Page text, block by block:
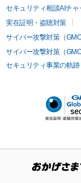
セキュリティ相談AIチャ
実在証明・盗聴対策
サイバー攻撃対策（
サイバー攻撃対策（GMO
セキュリティ事業の軌跡